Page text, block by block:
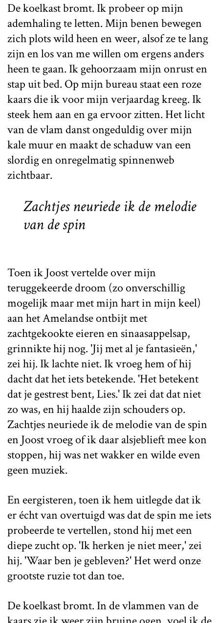
De koelkast bromt. Ik probeer op mijn
ademhaling te letten. Mijn benen bewegen
zich plots wild heen en weer, alsof ze te lang
zijn en los van me willen om ergens anders
heen te gaan. Ik gehoorzaam mijn onrust en
stap uit bed. Op mijn bureau staat een roze
kaars die ik voor mijn verjaardag kreeg. Ik
steek hem aan en ga ervoor zitten. Het licht
van de vlam danst ongeduldig over mijn
kale muur en maakt de schaduw van een
slordig en onregelmatig spinnenweb
zichtbaar.
Zachtjes neuriede ik de melodie
van de spin
Toen ik Joost vertelde over mijn
teruggekeerde droom (zo onverschillig
mogelijk maar met mijn hart in mijn keel)
aan het Amelandse ontbijt met
zachtgekookte eieren en sinaasappelsap,
grinnikte hij nog. 'Jij met al je fantasieën,'
zei hij. Ik lachte niet. Ik vroeg hem of hij
dacht dat het iets betekende. 'Het betekent
dat je gestrest bent, Lies.' Ik zei dat dat niet
zo was, en hij haalde zijn schouders op.
Zachtjes neuriede ik de melodie van de spin
en Joost vroeg of ik daar alsjeblieft mee kon
stoppen, hij was net wakker en wilde even
geen muziek.
En eergisteren, toen ik hem uitlegde dat ik
er écht van overtuigd was dat de spin me iets
probeerde te vertellen, stond hij met een
diepe zucht op. 'Ik herken je niet meer,' zei
hij. 'Waar ben je gebleven?' Het werd onze
grootste ruzie tot dan toe.
De koelkast bromt. In de vlammen van de